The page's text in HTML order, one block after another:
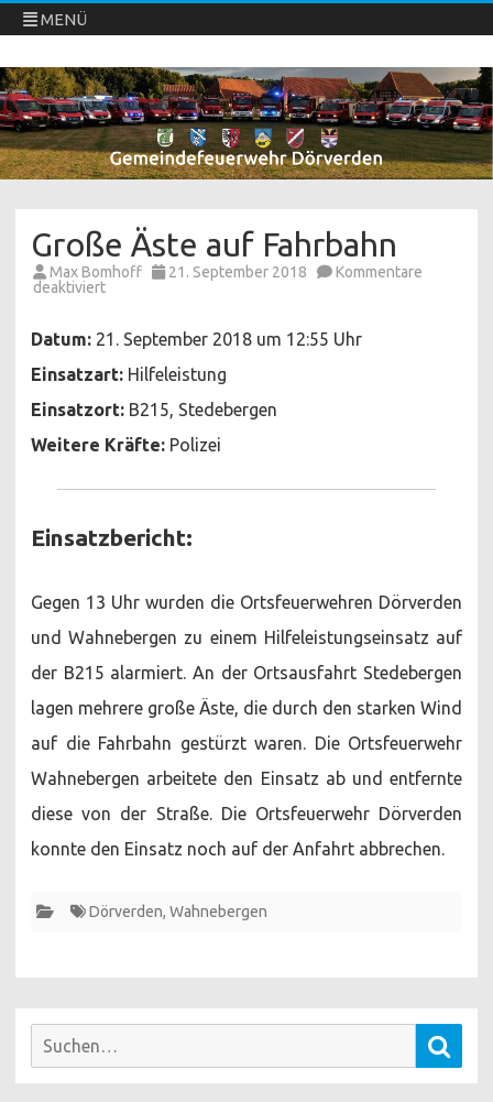
MENÜ
Freiwillige Feuerwehren Dörverden
Direkt
zum
Inhalt
springen
Große Äste auf Fahrbahn
Max Bomhoff 21. September 2018
Kommentare
deaktiviertfür
auf
Fahrbahn
Datum: 21. September 2018 um 12:55 Uhr
Einsatzart: Hilfeleistung
Einsatzort: B215, Stedebergen
Weitere Kräfte: Polizei
Einsatzbericht:
Gegen 13 Uhr wurden die Ortsfeuerwehren Dörverden
und Wahnebergen zu einem Hilfeleistungseinsatz auf
der B215 alarmiert. An der Ortsausfahrt Stedebergen
lagen mehrere große Äste, die durch den starken Wind
auf die Fahrbahn gestürzt waren. Die Ortsfeuerwehr
Wahnebergen arbeitete den Einsatz ab und entfernte
diese von der Straße. Die Ortsfeuerwehr Dörverden
konnte den Einsatz noch auf der Anfahrt abbrechen.
Dörverden, Wahnebergen
Suchen